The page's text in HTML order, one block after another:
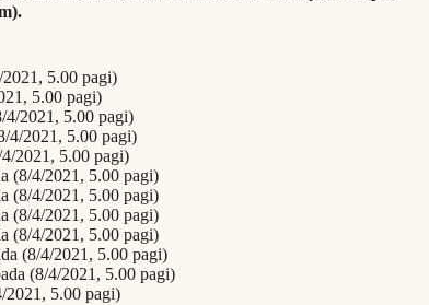
5.00 pagi)
5.00 pagi)
4/2021, 5.00 pagi)
4/2021, 5.00 pagi)
2021, 5.00 pagi)
(8/4/2021, 5.00 pagi)
(8/4/2021, 5.00 pagi)
(8/4/2021, 5.00 pagi)
(8/4/2021, 5.00 pagi)
(8/4/2021, 5.00 pagi)
(8/4/2021, 5.00 pagi)
2021, 5.00 pagi)